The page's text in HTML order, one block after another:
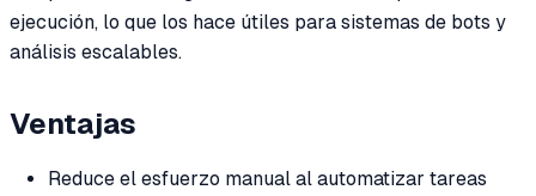
ejecución, lo que los hace útiles para sistemas de bots y
análisis escalables.
Ventajas
Reduce el esfuerzo manual al automatizar tareas